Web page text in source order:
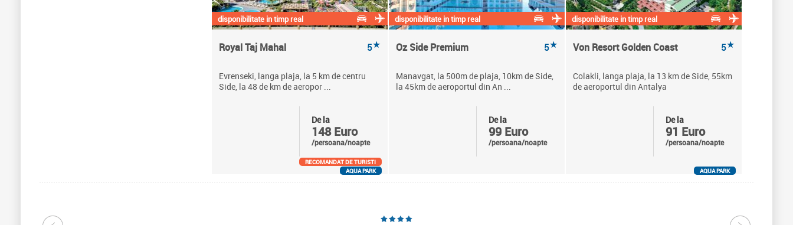
disponibilitate in timp real
Royal Taj Mahal 5★
Evrenseki, langa plaja, la 5 km de centru
Side, la 48 de km de aeropor ...
De la
148 Euro
/persoana/noapte
RECOMANDAT DE TURISTI
AQUA PARK
disponibilitate in timp real
Oz Side Premium 5★
Manavgat, la 500m de plaja, 10km de Side,
la 45km de aeroportul din An ...
De la
99 Euro
/persoana/noapte
disponibilitate in timp real
Von Resort Golden Coast 5★
Colakli, langa plaja, la 13 km de Side, 55km
de aeroportul din Antalya
De la
91 Euro
/persoana/noapte
AQUA PARK